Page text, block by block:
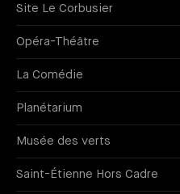
Site Le Corbusier
Opéra-Théâtre
La Comédie
Planétarium
Musée des verts
Saint-Étienne Hors Cadre